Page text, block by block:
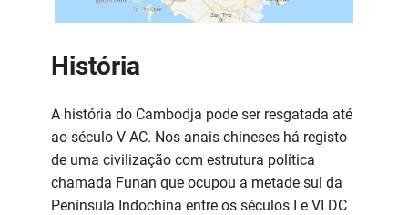
História
A história do Cambodja pode ser resgatada até
ao século V AC. Nos anais chineses há registo
de uma civilização com estrutura política
chamada Funan que ocupou a metade sul da
Península Indochina entre os séculos I e VI DC